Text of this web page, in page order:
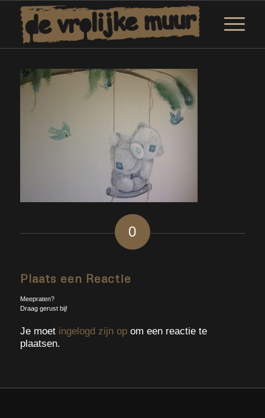
0
Plaats een Reactie
Meepraten?
Draag gerust bij!
Je moet ingelogd zijn opom een reactie te
plaatsen.